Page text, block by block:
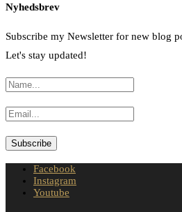
Nyhedsbrev
Subscribe my Newsletter for new blog
Let's stay updated!
Facebook
Instagram
Youtube